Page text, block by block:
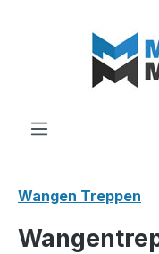
Wangen Treppen